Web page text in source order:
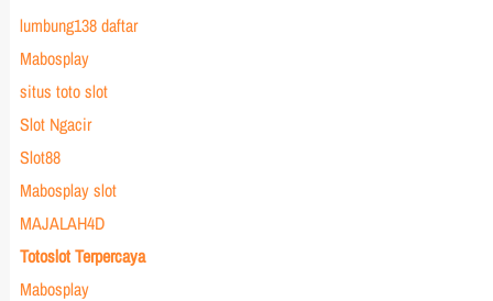
lumbung138 daftar
Mabosplay
situs toto slot
Slot Ngacir
Slot88
Mabosplay slot
MAJALAH4D
Totoslot Terpercaya
Mabosplay